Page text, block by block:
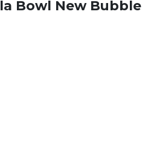
Bowl New Bubble